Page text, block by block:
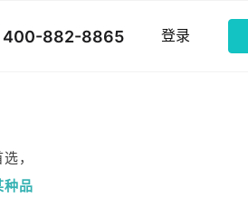
400-882-8865 登录
，
种品